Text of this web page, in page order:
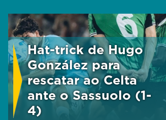
Hat-trick de Hugo
González para
rescatar ao Celta
ante o Sassuolo (1-
4)